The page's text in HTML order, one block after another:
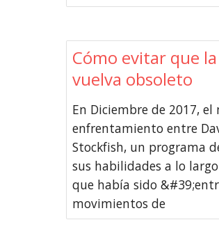
Cómo evitar que
vuelva obsoleto
En Diciembre de 2017,
enfrentamiento entre
Stockfish, un programa
sus habilidades a lo
que había sido
movimientos de